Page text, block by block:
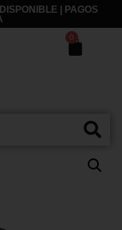
| PAGOS
0